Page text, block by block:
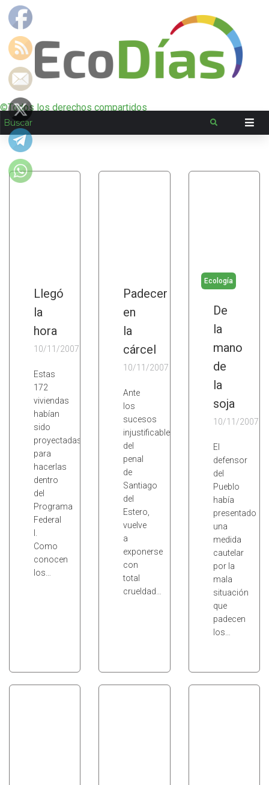
©Todos los derechos compartidos
Llegó
la
hora
10/11/2007
Estas
172
viviendas
habían
sido
proyectadas
para
hacerlas
dentro
del
Programa
Federal
Como
conocen
los…
Padecer
en
la
cárcel
10/11/2007
Ante
los
sucesos
injustificables
del
penal
de
Santiago
del
Estero,
vuelve
a
exponerse
con
total
crueldad…
Ecología
De
la
mano
de
la
soja
10/11/2007
El
defensor
del
Pueblo
había
presentado
una
medida
cautelar
por la
mala
situación
que
padecen
los…